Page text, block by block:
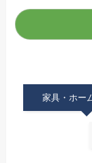
家具・ホー